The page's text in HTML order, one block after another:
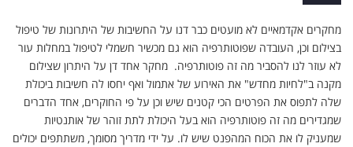
מחקרים אקדמאיים לא מועטים כבר דנו על החשיבות של היתרונות של טיפול
בצילום וכן, העובדה שפוטותרפיה הוא גם מכשיר חשמלי לטיפול במחלות עור
לא עוזר לנו להסביר מה זה פוטותרפיה. מחקר אחד דן על היתרון שצילום
מקנה ב"לחיות מחדש" את האירוע של אתמול ואף יחסו לה חשיבות ביכולת
שלה לתפוס את הפרטים הכי קטנים שיש וכן על פי החוקרים, אחד הדברים
שמגדירים מה זה פוטותרפיה הוא בעל היכולת לתת זוהר של אותנטיות
שמעניק לו את הכוח המהפנט שיש לו. על ידי מדריך מסומך, משתתפים יכולים